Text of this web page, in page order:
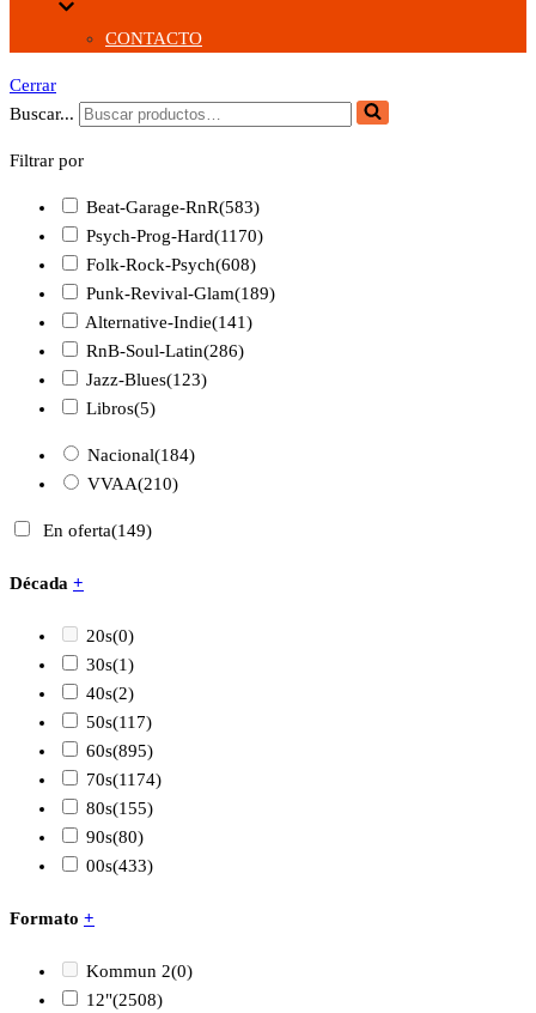
CONTACTO
Cerrar
Buscar...
Filtrar por
Beat-Garage-RnR(583)
Psych-Prog-Hard(1170)
Folk-Rock-Psych(608)
Punk-Revival-Glam(189)
Alternative-Indie(141)
RnB-Soul-Latin(286)
Jazz-Blues(123)
Libros(5)
Nacional(184)
VVAA(210)
En oferta(149)
Década +
20s(0)
30s(1)
40s(2)
50s(117)
60s(895)
70s(1174)
80s(155)
90s(80)
00s(433)
Formato +
Kommun 2(0)
12"(2508)